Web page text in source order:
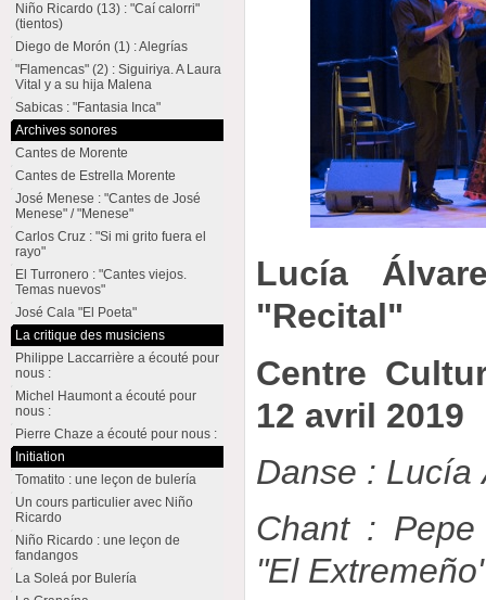
Lucía
"Recital"
Centre
12 avril 2019
Danse : Lucía
Chant :
"El
Niño Ricardo (13) : "Caí calorri"
(tientos)
Diego de Morón (1) : Alegrías
"Flamencas" (2) : Siguiriya. A Laura
Vital y a su hija Malena
Sabicas : "Fantasia Inca"
Archives sonores
Cantes de Morente
Cantes de Estrella Morente
José Menese : "Cantes de José
Menese" / "Menese"
Carlos Cruz : "Si mi grito fuera el
rayo"
El Turronero : "Cantes viejos.
Temas nuevos"
José Cala "El Poeta"
La critique des musiciens
Philippe Laccarrière a écouté pour
nous :
Michel Haumont a écouté pour
nous :
Pierre Chaze a écouté pour nous :
Initiation
Tomatito : une leçon de bulería
Un cours particulier avec Niño
Ricardo
Niño Ricardo : une leçon de
fandangos
La Soleá por Bulería